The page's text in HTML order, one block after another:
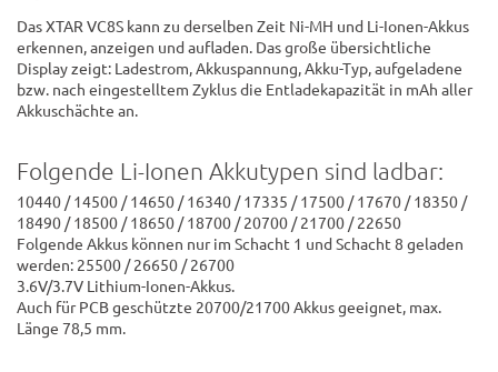
Das XTAR VC8S kann zu derselben Zeit Ni-MH und Li-Ionen-Akkus
erkennen, anzeigen und aufladen. Das große übersichtliche
Display zeigt: Ladestrom, Akkuspannung, Akku-Typ, aufgeladene
bzw. nach eingestelltem Zyklus die Entladekapazität in mAh aller
Akkuschächte an.
Folgende Li-Ionen Akkutypen sind ladbar:
10440 / 14500 / 14650 / 16340 / 17335 / 17500 / 17670 / 18350 /
18490 / 18500 / 18650 / 18700 / 20700 / 21700 / 22650
Folgende Akkus können nur im Schacht 1 und Schacht 8 geladen
werden: 25500 / 26650 / 26700
3.6V/3.7V Lithium-Ionen-Akkus.
Auch für PCB geschützte 20700/21700 Akkus geeignet, max.
Länge 78,5 mm.